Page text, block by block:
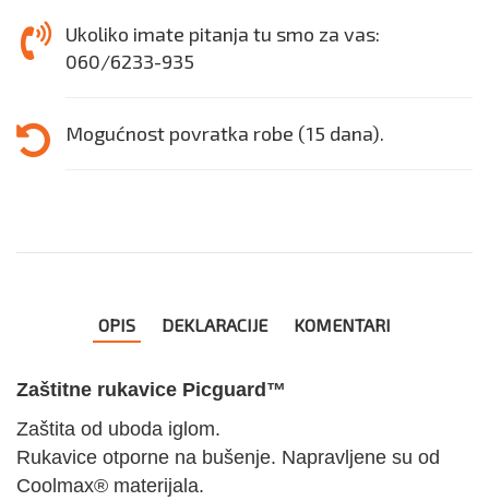
Ukoliko imate pitanja tu smo za vas:
060/6233-935
Mogućnost povratka robe (15 dana).
OPIS DEKLARACIJE KOMENTARI
Zaštitne rukavice Picguard™
Zaštita od uboda iglom.
Rukavice otporne na bušenje. Napravljene su od
Coolmax® materijala.